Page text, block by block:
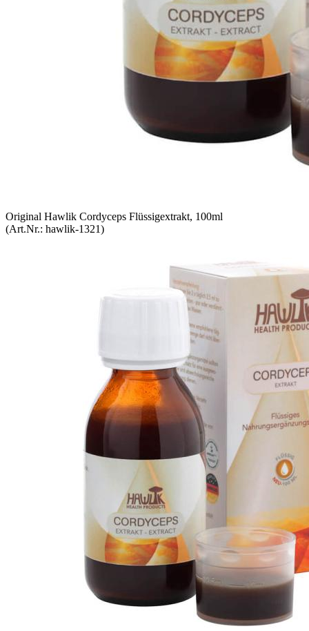
Original Hawlik Cordyceps Flüssigextrakt, 100ml
(Art.Nr.: hawlik-1321)